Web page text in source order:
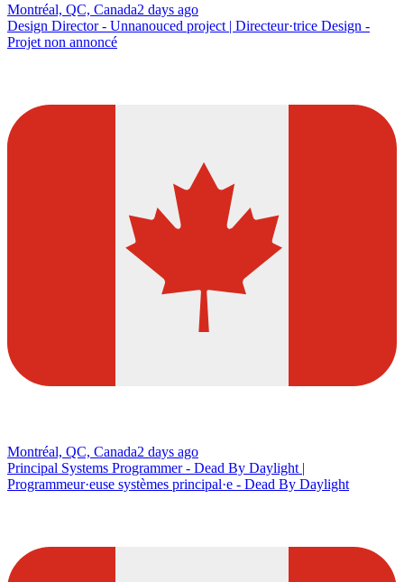
Montréal, QC, Canada2 days ago
Design Director - Unnanouced project | Directeur·trice Design -
Projet non annoncé
Montréal, QC, Canada2 days ago
Principal Systems Programmer - Dead By Daylight |
Programmeur·euse systèmes principal·e - Dead By Daylight